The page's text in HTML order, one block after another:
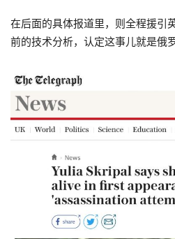
在后面的具体报道里，则全程援引
前的技术分析，认定这事儿就是俄